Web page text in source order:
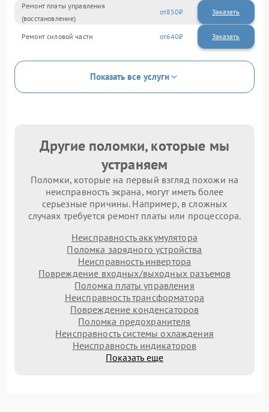
Ремонт платы управления
(восстановление)
850
Ремонт силовой части 640
Показать все услуги
Другие поломки, которые мы
устраняем
Поломки, которые на первый взгляд похожи на
неисправность экрана, могут иметь более
серьезные причины. Например, в сложных
случаях требуется ремонт платы или процессора.
Неисправность аккумулятора
Поломка зарядного устройства
Неисправность инвертора
Повреждение входных/выходных разъемов
Поломка платы управления
Неисправность трансформатора
Повреждение конденсаторов
Поломка предохранителя
Неисправность системы охлаждения
Неисправность индикаторов
Показать еще